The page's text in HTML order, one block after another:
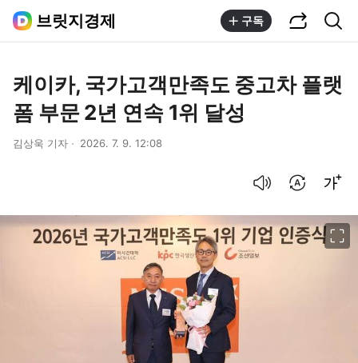
브릿지경제 구독
케이카, 국가고객만족도 중고차 플랫
폼 부문 2년 연속 1위 달성
김상욱 기자 2026. 7. 9. 12:08